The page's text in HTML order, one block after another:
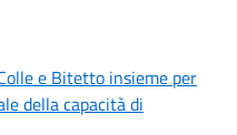
e Bitetto insieme per
della capacità di